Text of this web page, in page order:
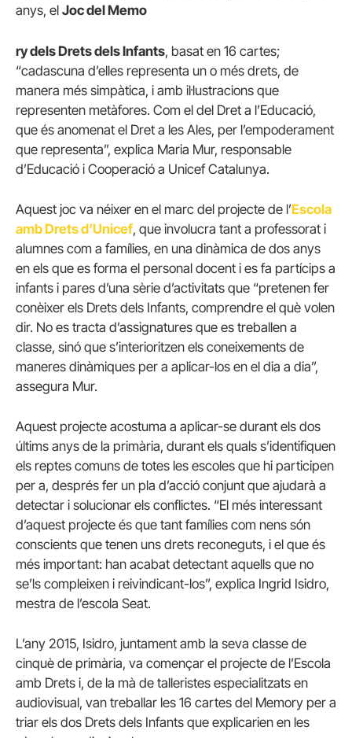
anys, el Joc del Memo
ry dels Drets dels Infants, basat en 16 cartes;
“cadascuna d’elles representa un o més drets, de
manera més simpàtica, i amb il·lustracions que
representen metàfores. Com el del Dret a l’Educació,
que és anomenat el Dret a les Ales, per l’empoderament
que representa”, explica Maria Mur, responsable
d’Educació i Cooperació a Unicef Catalunya.
Aquest joc va néixer en el marc del projecte de l’Escola
amb Drets d’Unicef, que involucra tant a professorat i
alumnes com a famílies, en una dinàmica de dos anys
en els que es forma el personal docent i es fa partícips a
infants i pares d’una sèrie d’activitats que “pretenen fer
conèixer els Drets dels Infants, comprendre el què volen
dir. No es tracta d’assignatures que es treballen a
classe, sinó que s’interioritzen els coneixements de
maneres dinàmiques per a aplicar-los en el dia a dia”,
assegura Mur.
Aquest projecte acostuma a aplicar-se durant els dos
últims anys de la primària, durant els quals s’identifiquen
els reptes comuns de totes les escoles que hi participen
per a, després fer un pla d’acció conjunt que ajudarà a
detectar i solucionar els conflictes. “El més interessant
d’aquest projecte és que tant famílies com nens són
conscients que tenen uns drets reconeguts, i el que és
més important: han acabat detectant aquells que no
se’ls compleixen i reivindicant-los”, explica Ingrid Isidro,
mestra de l’escola Seat.
L’any 2015, Isidro, juntament amb la seva classe de
cinquè de primària, va començar el projecte de l’Escola
amb Drets i, de la mà de talleristes especialitzats en
audiovisual, van treballar les 16 cartes del Memory per a
triar els dos Drets dels Infants que explicarien en les